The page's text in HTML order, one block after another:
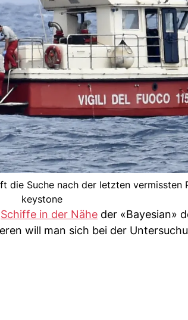
die Suche nach der letzten vermissten
keystone
Schiffe in der Nähe der «Bayesian»
will man sich bei der